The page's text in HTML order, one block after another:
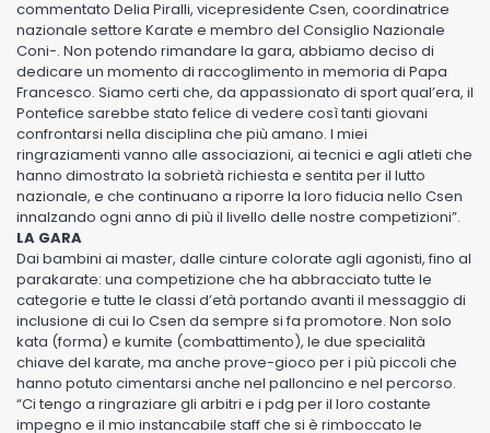
commentato Delia Piralli, vicepresidente Csen, coordinatrice
nazionale settore Karate e membro del Consiglio Nazionale
Coni-. Non potendo rimandare la gara, abbiamo deciso di
dedicare un momento di raccoglimento in memoria di Papa
Francesco. Siamo certi che, da appassionato di sport qual’era, il
Pontefice sarebbe stato felice di vedere così tanti giovani
confrontarsi nella disciplina che più amano. I miei
ringraziamenti vanno alle associazioni, ai tecnici e agli atleti che
hanno dimostrato la sobrietà richiesta e sentita per il lutto
nazionale, e che continuano a riporre la loro fiducia nello Csen
innalzando ogni anno di più il livello delle nostre competizioni”.
LA GARA
Dai bambini ai master, dalle cinture colorate agli agonisti, fino al
parakarate: una competizione che ha abbracciato tutte le
categorie e tutte le classi d’età portando avanti il messaggio di
inclusione di cui lo Csen da sempre si fa promotore. Non solo
kata (forma) e kumite (combattimento), le due specialità
chiave del karate, ma anche prove-gioco per i più piccoli che
hanno potuto cimentarsi anche nel palloncino e nel percorso.
“Ci tengo a ringraziare gli arbitri e i pdg per il loro costante
impegno e il mio instancabile staff che si è rimboccato le